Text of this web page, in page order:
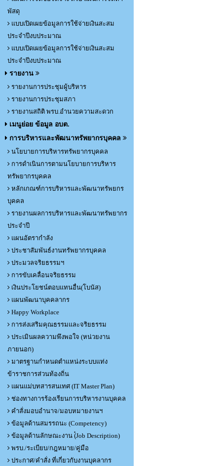
พัสดุ
แบบเปิดเผยข้อมูลการใช้จ่ายเงินสะสม
ประจำปีงบประมาณ
แบบเปิดเผยข้อมูลการใช้จ่ายเงินสะสม
ประจำปีงบประมาณ
รายงาน
รายงานการประชุมผู้บริหาร
รายงานการประชุมสภา
รายงานสถิติ พรบ.อำนวยความสะดวก
เมนูย่อย ข้อมูล อบต.
การบริหารและพัฒนาทรัพยากรบุคคล
นโยบายการบริหารทรัพยากรบุคคล
การดำเนินการตามนโยบายการบริหาร
ทรัพยากรบุคคล
หลักเกณฑ์การบริหารและพัฒนาทรัพยกร
บุคคล
รายงานผลการบริหารและพัฒนาทรัพยากร
ประจำปี
แผนอัตรากำลัง
ประชาสัมพันธ์งานทรัพยากรบุคคล
ประมวลจริยธรรมฯ
การขับเคลื่อนจริยธรรม
เงินประโยชน์ตอบแทนอื่น(โบนัส)
แผนพัฒนาบุคคลากร
Happy Workplace
การส่งเสริมคุณธรรมและจริยธรรม
ประเมินผลความพึงพอใจ (หน่วยงาน
ภายนอก)
มาตรฐานกำหนดตำแหน่งระบบแท่ง
ข้าราชการส่วนท้องถิ่น
แผนแม่บทสารสนเทศ (IT Master Plan)
ช่องทางการร้องเรียนการบริหารงานบุคคล
คำสั่งมอบอำนาจ/มอบหมายงานฯ
ข้อมูลด้านสมรรถนะ (Competency)
ข้อมูลด้านลักษณะงาน (๋Job Description)
พรบ./ระเบียบ/กฎหมาย/คู่มือ
ประกาศ/คำสั่ง ที่เกี่ยวกับงานบุคลากร